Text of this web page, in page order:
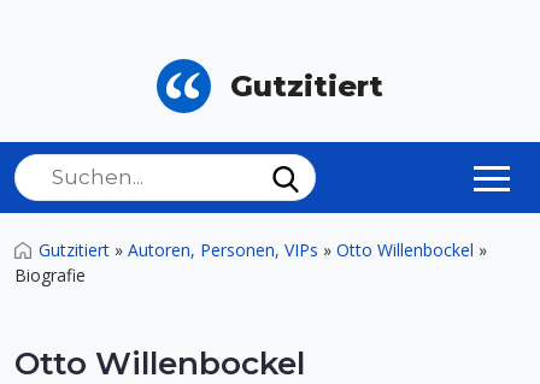
Gutzitiert
Gutzitiert » Autoren, Personen, VIPs » Otto Willenbockel »
Biografie
Otto Willenbockel